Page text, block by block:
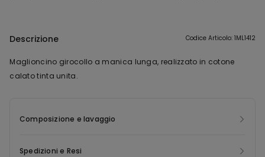
Descrizione Codice Articolo: 1ML1412
Maglioncino girocollo a manica lunga, realizzato in cotone
calato tinta unita.
Composizione e lavaggio
Spedizioni e Resi